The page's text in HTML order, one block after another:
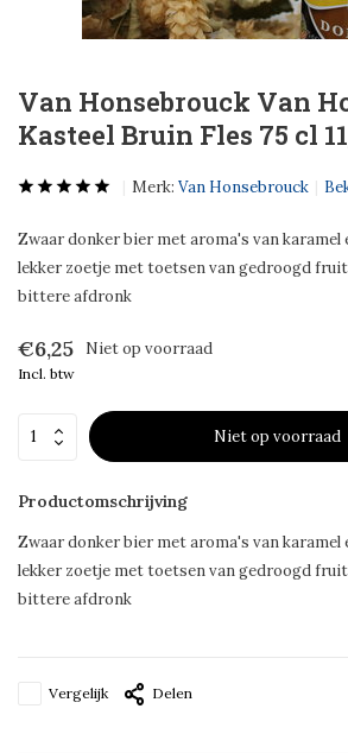
Van Honsebrouck Van
Kasteel Bruin Fles 75 cl
Merk: Van Honsebrouck
Zwaar donker bier met aroma's van karamel
lekker zoetje met toetsen van gedroogd
bittere afdronk
€6,25 Niet op voorraad
Incl. btw
Niet op voorraad
Productomschrijving
Zwaar donker bier met aroma's van karamel
lekker zoetje met toetsen van gedroogd
bittere afdronk
Vergelijk Delen